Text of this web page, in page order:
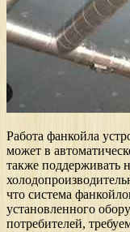
Работа фанкойла
может в
также поддерживать
что система
установленного
потребителей,